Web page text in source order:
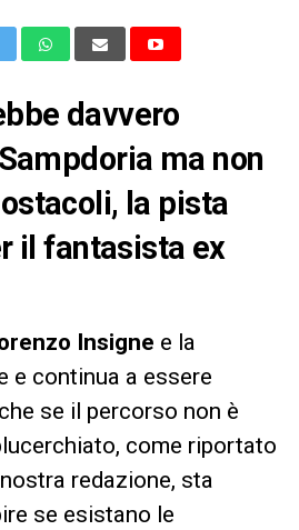
davvero
ma non
la pista
il fantasista ex
Insigne e la
e continua a essere
se il percorso non è
come riportato
redazione, sta
se esistano le